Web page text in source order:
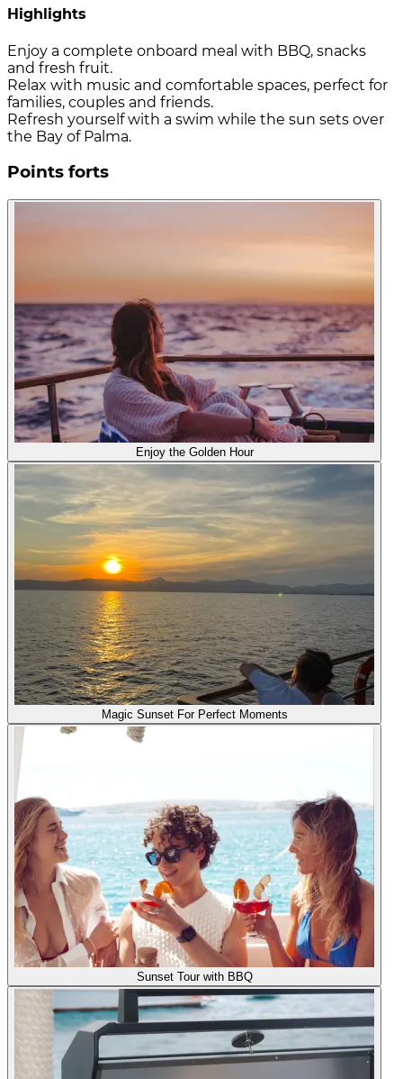
Highlights
Enjoy a complete onboard meal with BBQ, snacks
and fresh fruit.
Relax with music and comfortable spaces, perfect for
families, couples and friends.
Refresh yourself with a swim while the sun sets over
the Bay of Palma.
Points forts
Enjoy the Golden Hour
Magic Sunset For Perfect Moments
Sunset Tour with BBQ